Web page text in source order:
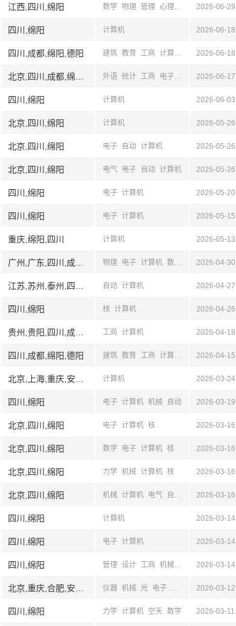
江西,四川,绵阳 数学 物理 管理 心理 地理 工商 教育
2026-06-29
四川,绵阳 计算机 2026-06-18
四川,成都,绵阳,德阳 建筑 教育 工商 计算机 电气 自动 电子
2026-06-18
外语 统计 工商 电子 计算机 公共
2026-06-17
四川,绵阳 计算机 2026-06-03
北京,四川,绵阳 计算机 2026-05-26
北京,四川,绵阳 电子 自动 计算机 2026-05-26
北京,四川,绵阳 电气 电子 自动 计算机 2026-05-26
四川,绵阳 电子 计算机 2026-05-20
四川,绵阳 电子 计算机 2026-05-15
重庆,绵阳,四川 计算机 2026-05-13
物理 电子 计算机 数学 自动2026-04-30
自动 计算机 2026-04-27
四川,绵阳 核 计算机 2026-04-26
工商 计算机 2026-04-18
四川,成都,绵阳,德阳 建筑 教育 工商 计算机 电气 自动 电子
2026-04-15
计算机 2026-03-24
四川,绵阳 电子 计算机 机械 自动 2026-03-19
北京,四川,绵阳 电子 计算机 核 2026-03-16
北京,四川,绵阳 数学 电子 计算机 核 2026-03-16
北京,四川,绵阳 力学 机械 计算机 核 2026-03-16
北京,四川,绵阳 机械 计算机 电气 自动 2026-03-16
四川,绵阳 计算机 2026-03-14
四川,绵阳 电子 计算机 2026-03-14
四川,绵阳 管理 设计 工商 机械 电子 自动 仪器
2026-03-14
仪器 机械 光 电子 自动 计算机
2026-03-12
四川,绵阳 力学 计算机 空天 数学 2026-03-11